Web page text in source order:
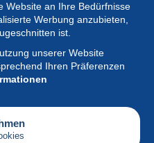
Website an Ihre Bedürfnisse
Werbung anzubieten,
ist.
unserer Website
Ihren Präferenzen